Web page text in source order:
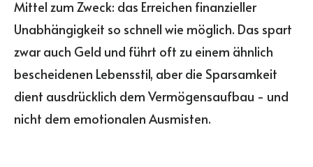
Mittel zum Zweck: das Erreichen finanzieller
Unabhängigkeit so schnell wie möglich. Das spart
zwar auch Geld und führt oft zu einem ähnlich
bescheidenen Lebensstil, aber die Sparsamkeit
dient ausdrücklich dem Vermögensaufbau - und
nicht dem emotionalen Ausmisten.